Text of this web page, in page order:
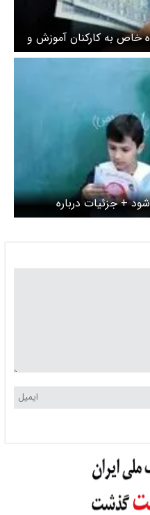
خاص به کارکنان آموزش و
+ جزئیات درباره